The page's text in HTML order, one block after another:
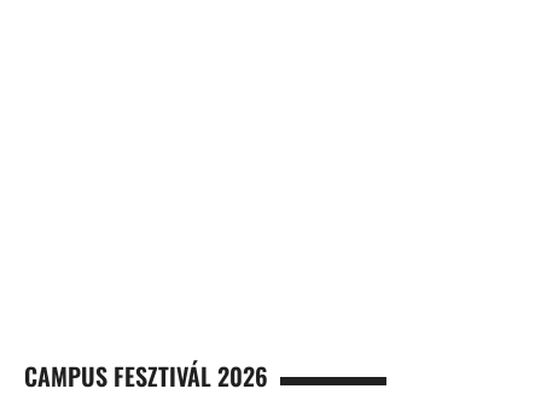
CAMPUS FESZTIVÁL 2026